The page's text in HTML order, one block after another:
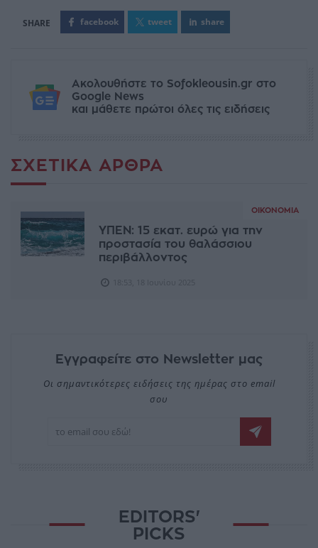
facebook tweet share
Ακολουθήστε το Sofokleousin.gr στο
Google News
και μάθετε πρώτοι όλες τις ειδήσεις
ΣΧΕΤΙΚΆ ΆΡΘΡΑ
ΟΙΚΟΝΟΜΊΑ
ΥΠΕΝ: 15 εκατ. ευρώ για την
προστασία του θαλάσσιου
περιβάλλοντος
Εγγραφείτε στο Newsletter μας
Οι σημαντικότερες ειδήσεις της ημέρας στο email
σου
EDITORS'
PICKS